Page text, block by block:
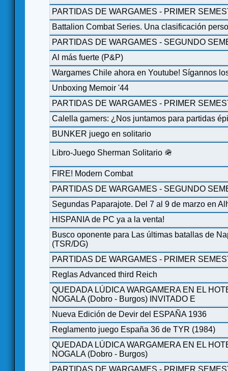
PARTIDAS DE WARGAMES - PRIMER
Battalion Combat Series. Una clasificación
PARTIDAS DE WARGAMES - SEGUNDO
Al más fuerte (P&P)
Wargames Chile ahora en Youtube! Sígannos
Unboxing Memoir '44
PARTIDAS DE WARGAMES - PRIMER
Calella gamers: ¿Nos juntamos para partidas
BUNKER juego en solitario
Libro-Juego Sherman Solitario 🪖
FIRE! Modern Combat
PARTIDAS DE WARGAMES - SEGUNDO
Segundas Paparajote. Del 7 al 9 de marzo en
HISPANIA de PC ya a la venta!
Busco oponente para Las últimas batallas de
(TSR/DG)
PARTIDAS DE WARGAMES - PRIMER
Reglas Advanced third Reich
QUEDADA LÚDICA WARGAMERA EN EL
NOGALA (Dobro - Burgos) INVITADO E
Nueva Edición de Devir del ESPAÑA 1936
Reglamento juego España 36 de TYR (1984)
QUEDADA LÚDICA WARGAMERA EN EL
NOGALA (Dobro - Burgos)
PARTIDAS DE WARGAMES - PRIMER